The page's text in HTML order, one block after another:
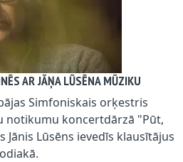
AR JĀŅA LŪSĒNA MŪZIKU
Simfoniskais orķestris
notikumu koncertdārzā "Pūt,
Lūsēns ievedīs klausītājus